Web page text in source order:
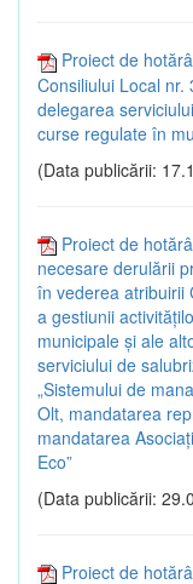
Proiect de
Consiliului Local
delegarea
curse regulate în
(Data publicării:
Proiect de
necesare derulării
în vederea atribuirii
a gestiunii
municipale și ale
serviciului de
„Sistemului de
Olt, mandatarea
mandatarea
Eco”
(Data publicării:
Proiect de